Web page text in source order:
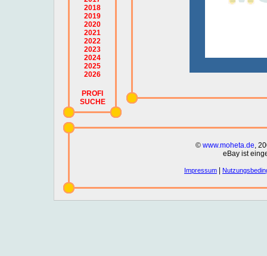
2018
2019
2020
2021
2022
2023
2024
2025
2026
PROFI
SUCHE
© www.moheta.de,
eBay ist
Impressum